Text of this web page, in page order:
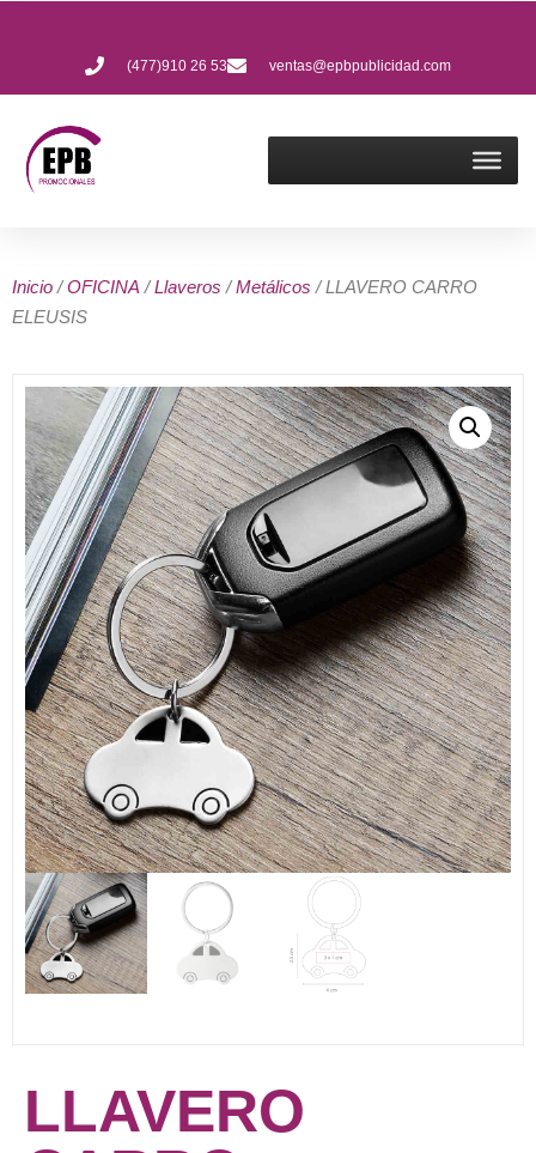
(477)910 26 53 ventas@epbpublicidad.com
Inicio /OFICINA /Llaveros /Metálicos / LLAVERO CARRO
ELEUSIS
LLAVERO